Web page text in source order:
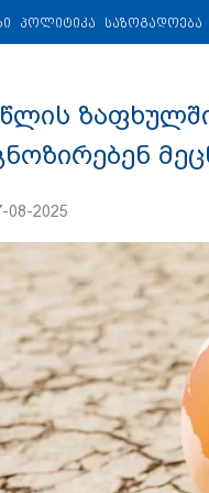
ვიდეო
პოლიტიკა საზოგადოება
წლის
08-2025